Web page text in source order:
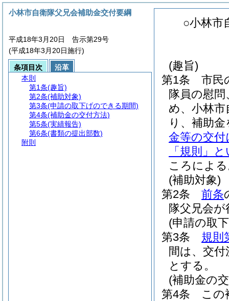
○小林市
(趣旨)
第1条
市民
隊員の慰
め、小林
り、補助
金等の交
「規則」
ころによ
(補助対象)
第2条
前条
隊父兄会
(申請の取
第3条
規則
間は、交
とする。
(補助金の
第4条
この
小林市自衛隊父兄会補助金交付要綱
平成18年3月20日 告示第29号
(平成18年3月20日施行)
条項目次
沿革
本則
第1条(趣旨)
第2条(補助対象)
第3条(申請の取下げのできる期間)
第4条(補助金の交付方法)
第5条(実績報告)
第6条(書類の提出部数)
附則